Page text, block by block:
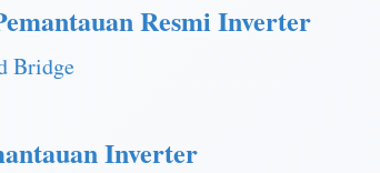
Resmi Inverter
Bridge
Inverter